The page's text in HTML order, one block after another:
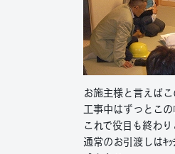
お施主様と言えばこ
工事中はずっとこの
これで役目も終わり
通常のお引渡しはｷ